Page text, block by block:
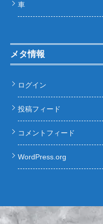
車
メタ情報
ログイン
投稿フィード
コメントフィード
WordPress.org